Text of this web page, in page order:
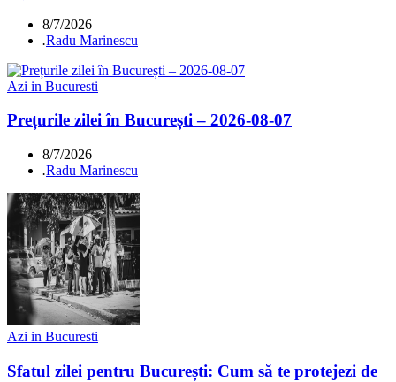
8/7/2026
.Radu Marinescu
Azi in Bucuresti
Prețurile zilei în București – 2026-08-07
8/7/2026
.Radu Marinescu
Azi in Bucuresti
Sfatul zilei pentru București: Cum să te protejezi de